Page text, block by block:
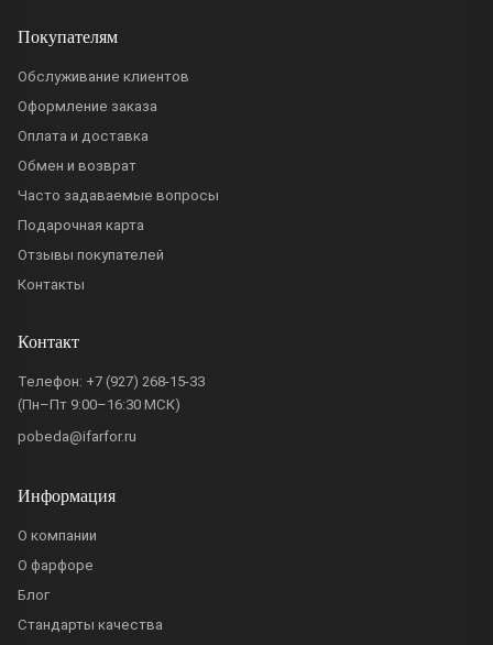
Покупателям
Обслуживание клиентов
Оформление заказа
Оплата и доставка
Обмен и возврат
Часто задаваемые вопросы
Подарочная карта
Отзывы покупателей
Контакты
Контакт
Телефон: +7 (927) 268-15-33
(Пн–Пт 9:00–16:30 МСК)
pobeda@ifarfor.ru
Информация
О компании
О фарфоре
Блог
Стандарты качества